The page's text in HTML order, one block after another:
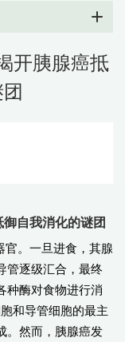
开胰腺癌抵
自我消化的谜团
官。一旦进食，其腺
管逐级汇合，最终
种酶对食物进行消
和导管细胞的最主
。然而，胰腺癌发